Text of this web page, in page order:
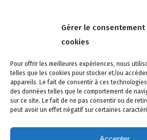
Gérer le consentement
cookies
Pour offrir les meilleures expériences, nous
telles que les cookies pour stocker et/ou
appareils. Le fait de consentir à ces
des données telles que le comportement de
sur ce site. Le fait de ne pas consentir ou de
peut avoir un effet négatif sur certaines
4 rue de la Tour 85150 Les Achards